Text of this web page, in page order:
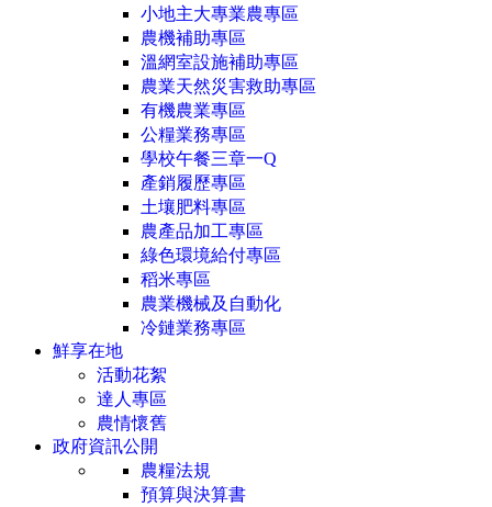
小地主大專業農專區
農機補助專區
溫網室設施補助專區
農業天然災害救助專區
有機農業專區
公糧業務專區
學校午餐三章一Q
產銷履歷專區
土壤肥料專區
農產品加工專區
綠色環境給付專區
稻米專區
農業機械及自動化
冷鏈業務專區
鮮享在地
活動花絮
達人專區
農情懷舊
政府資訊公開
農糧法規
預算與決算書